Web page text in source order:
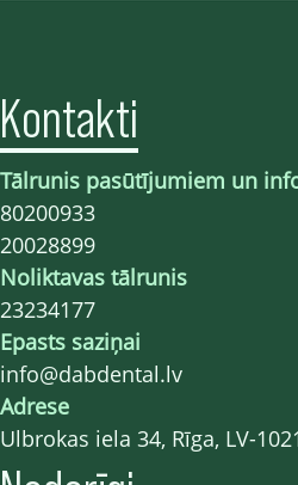
Kontakti
Tālrunis pasūtījumiem un
80200933
20028899
Noliktavas tālrunis
23234177
Epasts saziņai
info@dabdental.lv
Adrese
Ulbrokas iela 34, Rīga, LV-